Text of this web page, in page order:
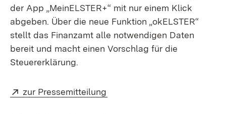
der App „MeinELSTER+“ mit nur einem Klick
abgeben. Über die neue Funktion „okELSTER“
stellt das Finanzamt alle notwendigen Daten
bereit und macht einen Vorschlag für die
Steuererklärung.
Extern:
zur Pressemitteilung